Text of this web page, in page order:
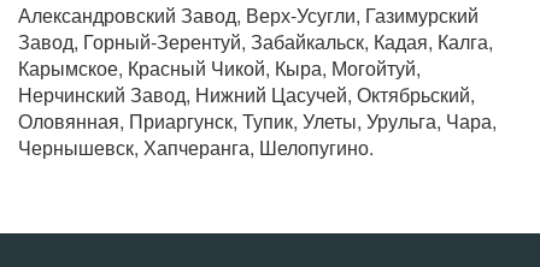
Александровский Завод, Верх-Усугли, Газимурский
Завод, Горный-Зерентуй, Забайкальск, Кадая, Калга,
Карымское, Красный Чикой, Кыра, Могойтуй,
Нерчинский Завод, Нижний Цасучей, Октябрьский,
Оловянная, Приаргунск, Тупик, Улеты, Урульга, Чара,
Чернышевск, Хапчеранга, Шелопугино.